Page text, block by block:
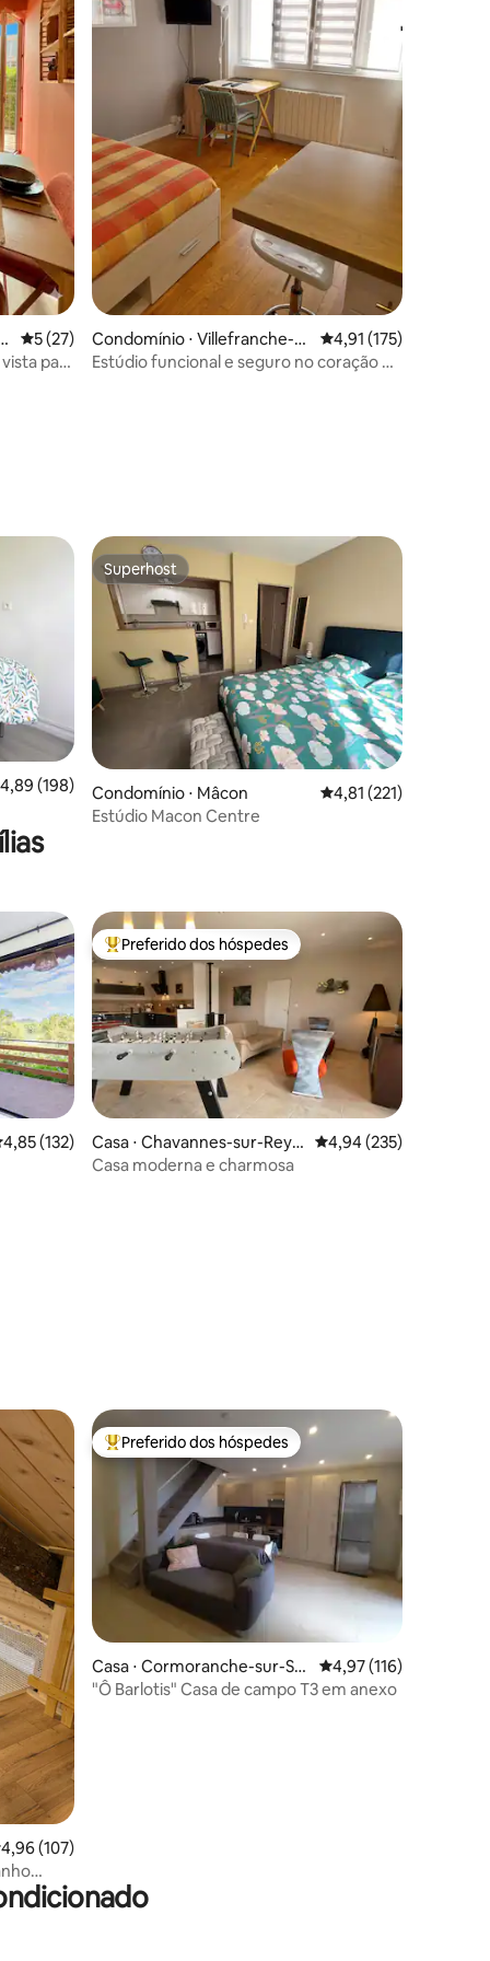
5 de uma avaliação média de 5, 27 avaliações
5 (27)
para
Condomínio ⋅ Villefranche-su
r-Saone
4,91 de uma avaliação
4,91 (175)
Estúdio funcional e seguro no coração da
de uma avaliação média de 5, 198 avaliações
4,89 (198)
Superhost
Superhost
Condomínio ⋅ Mâcon 4,81 de uma avaliação
4,81 (221)
Estúdio Macon Centre
de uma avaliação média de 5, 132 avaliações
4,85 (132)
Entre os melhores preferidos dos hóspedes
Preferido dos hóspedes
Casa ⋅ Chavannes-sur-Reys
souze
4,94 de uma avaliação
4,94 (235)
Casa moderna e charmosa
de uma avaliação média de 5, 107 avaliações
4,96 (107)
Entre os melhores preferidos dos hóspedes
Preferido dos hóspedes
Casa ⋅ Cormoranche-sur-Sa
ône
4,97 de uma avaliação
4,97 (116)
"Ô Barlotis" Casa de campo T3 em anexo